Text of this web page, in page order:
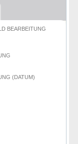
BEARBEITUNG
(DATUM)